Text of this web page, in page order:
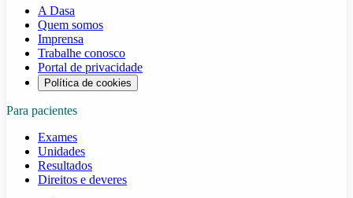
A Dasa
Quem somos
Imprensa
Trabalhe conosco
Portal de privacidade
Política de cookies
Para pacientes
Exames
Unidades
Resultados
Direitos e deveres